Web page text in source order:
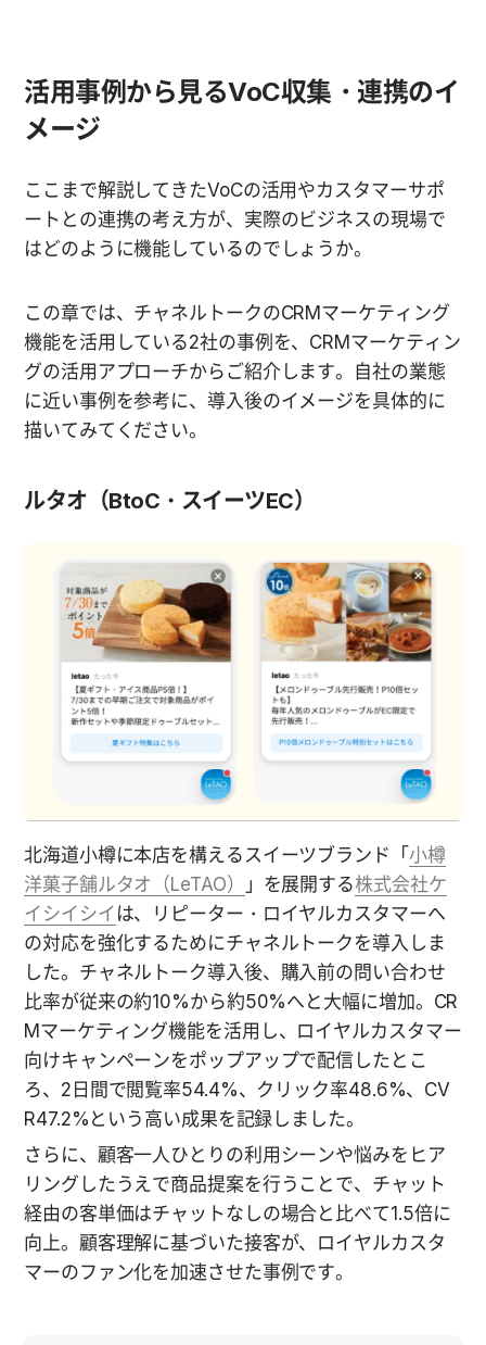
活用事例から見るVoC収集・連携のイ
メージ
ここまで解説してきたVoCの活用やカスタマーサポ
ートとの連携の考え方が、実際のビジネスの現場で
はどのように機能しているのでしょうか。
この章では、チャネルトークのCRMマーケティング
機能を活用している2社の事例を、CRMマーケティン
グの活用アプローチからご紹介します。自社の業態
に近い事例を参考に、導入後のイメージを具体的に
描いてみてください。
ルタオ（BtoC・スイーツEC）
北海道小樽に本店を構えるスイーツブランド 「 小樽
洋菓子舗ルタオ（LeTAO）
」 を展開する株式会社ケ
イシイシイ は、リピーター・ロイヤルカスタマーへ
の対応を強化するためにチャネルトークを導入しま
した。チャネルトーク導入後、購入前の問い合わせ
比率が従来の約10%から約50%へと大幅に増加。CR
Mマーケティング機能を活用し、ロイヤルカスタマー
向けキャンペーンをポップアップで配信したとこ
ろ、2日間で閲覧率54.4%、クリック率48.6%、CV
R47.2%という高い成果を記録しました。
さらに、顧客一人ひとりの利用シーンや悩みをヒア
リングしたうえで商品提案を行うことで、チャット
経由の客単価はチャットなしの場合と比べて1.5倍に
向上。顧客理解に基づいた接客が、ロイヤルカスタ
マーのファン化を加速させた事例です。